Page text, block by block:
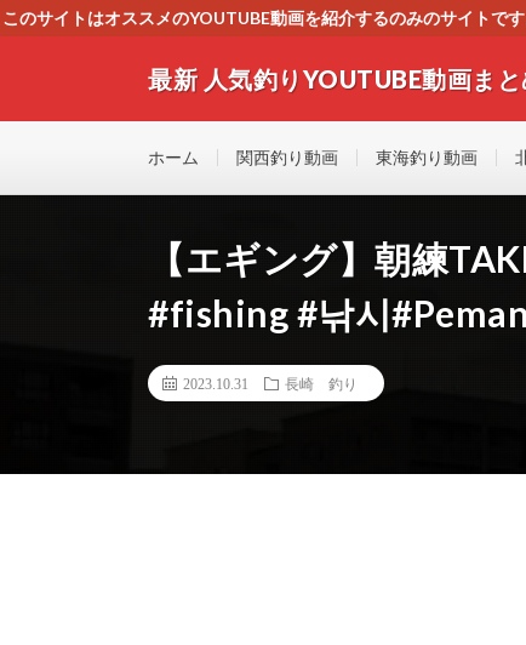
このサイトはオススメのYOUTUBE動画を紹介するのみのサイトで
最新 人気釣りYOUTUBE動画ま
す！！
ホーム 関西釣り動画 東海釣り動画
【エギング】朝練
#fishing #낚시
2023.10.31 長崎 釣り